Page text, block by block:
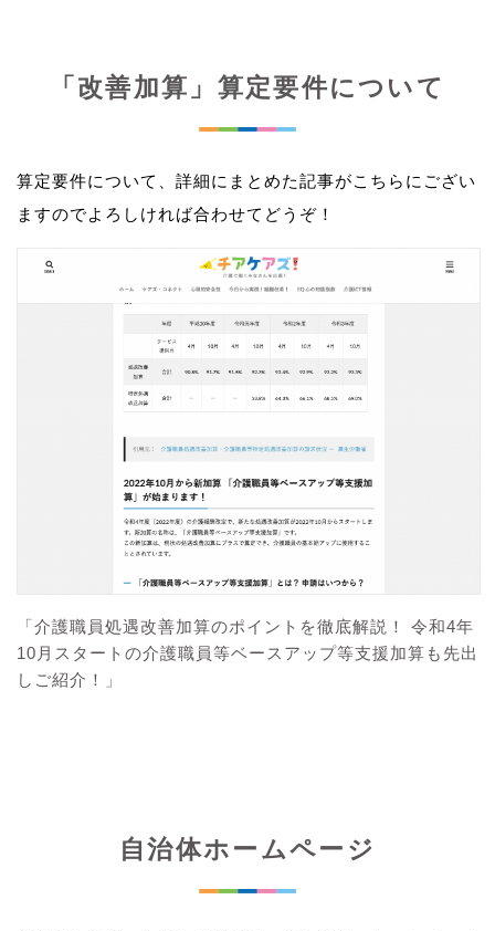
「改善加算」算定要件について
算定要件について、詳細にまとめた記事がこちらにござい
ますのでよろしければ合わせてどうぞ！
「介護職員処遇改善加算のポイントを徹底解説！ 令和4年
10月スタートの介護職員等ベースアップ等支援加算も先出
しご紹介！」
自治体ホームページ